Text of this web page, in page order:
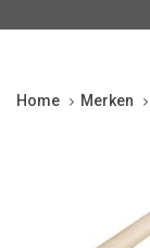
Home Merken